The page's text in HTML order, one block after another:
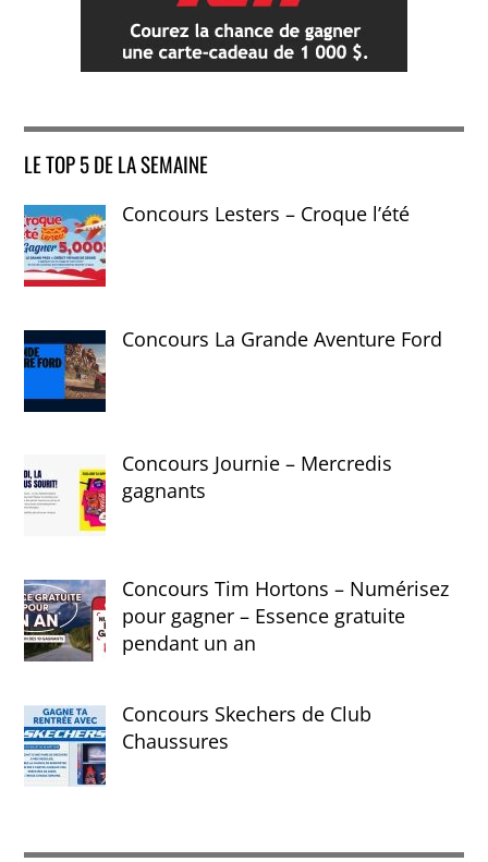
LE TOP 5 DE LA SEMAINE
Concours Lesters – Croque l’été
Concours La Grande Aventure Ford
Concours Journie – Mercredis
gagnants
Concours Tim Hortons – Numérisez
pour gagner – Essence gratuite
pendant un an
Concours Skechers de Club
Chaussures